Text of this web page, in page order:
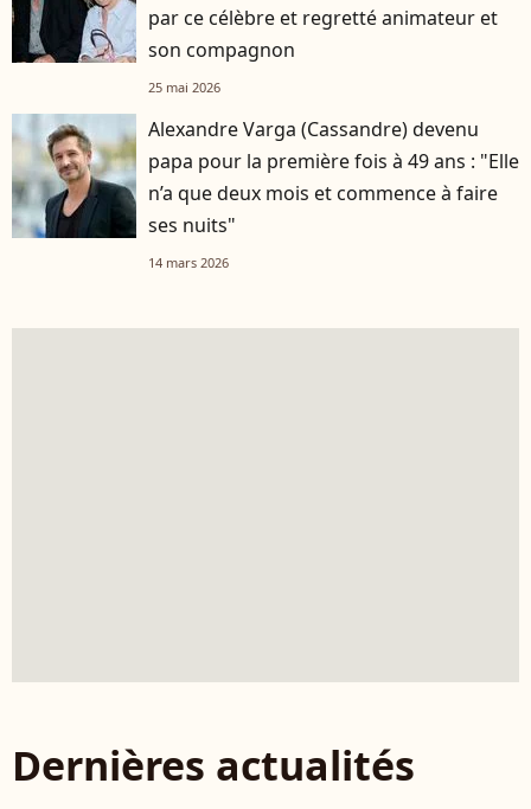
par ce célèbre et regretté animateur et
son compagnon
25 mai 2026
Alexandre Varga (Cassandre) devenu
papa pour la première fois à 49 ans : "Elle
n’a que deux mois et commence à faire
ses nuits"
14 mars 2026
Dernières actualités